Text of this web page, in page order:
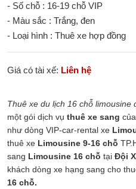
- Số chỗ : 16-19 chỗ VIP
- Màu sắc : Trắng, đen
- Loại hình : Thuê xe hợp đồng
Giá có tài xế: Liên hệ
Thuê xe du lịch 16 chỗ limousine
một gói dịch vụ thuê xe sang của
như dòng VIP-car-rental xe
thuê xe Limousine 9-16 chỗ
sang Limousine 16 chỗ tại Đội
khách dòng xe hạng sang cho
16 chỗ.